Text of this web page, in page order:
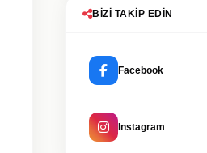
BIZI TAKIP EDIN
Facebook
Instagram